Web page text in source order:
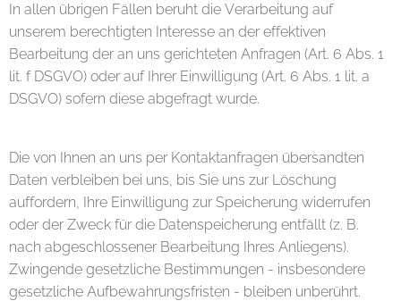
In allen übrigen Fällen beruht die Verarbeitung auf
unserem berechtigten Interesse an der effektiven
Bearbeitung der an uns gerichteten Anfragen (Art. 6 Abs. 1
lit. f DSGVO) oder auf Ihrer Einwilligung (Art. 6 Abs. 1 lit. a
DSGVO) sofern diese abgefragt wurde.
Die von Ihnen an uns per Kontaktanfragen übersandten
Daten verbleiben bei uns, bis Sie uns zur Löschung
auffordern, Ihre Einwilligung zur Speicherung widerrufen
oder der Zweck für die Datenspeicherung entfällt (z. B.
nach abgeschlossener Bearbeitung Ihres Anliegens).
Zwingende gesetzliche Bestimmungen - insbesondere
gesetzliche Aufbewahrungsfristen - bleiben unberührt.